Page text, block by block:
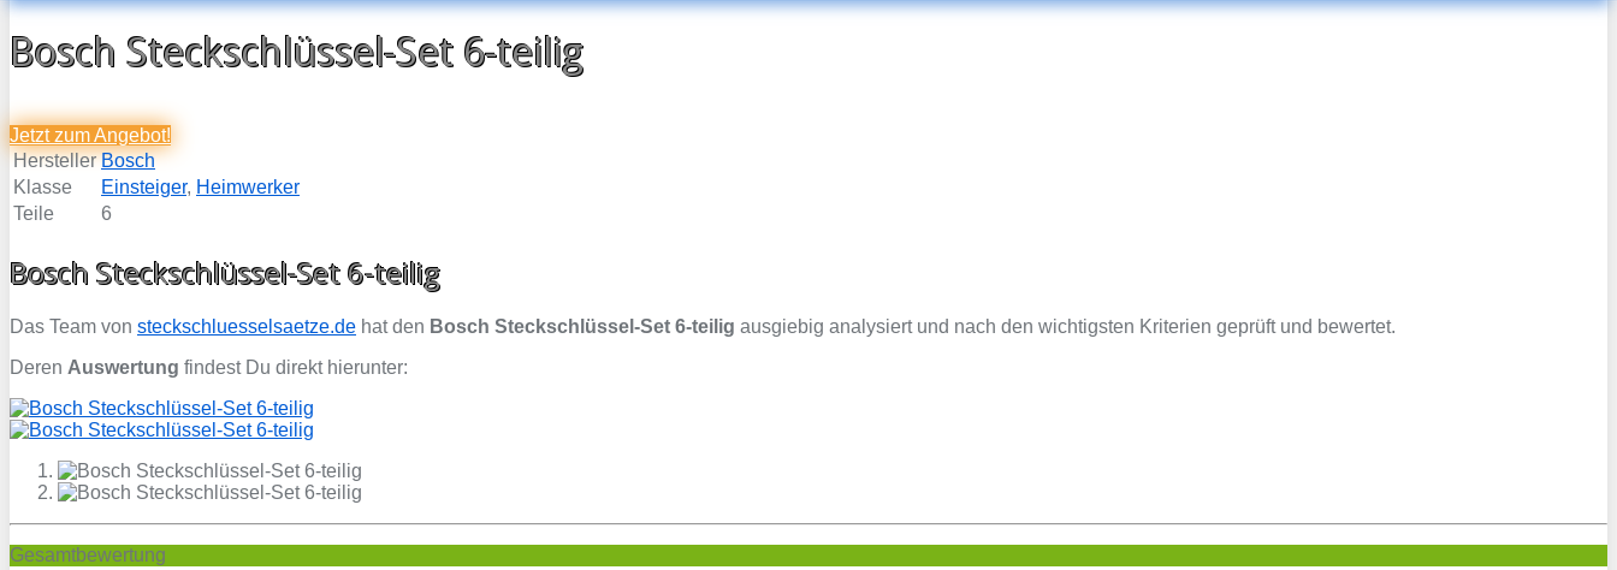
Bosch Steckschlüssel-Set 6-teilig
Jetzt zumAngebot!
Hersteller Bosch
Klasse
Einsteiger, Heimwerker
Teile
6
Bosch Steckschlüssel-Set 6-teilig
Das Team von steckschluesselsaetze.de hat den Bosch Steckschlüssel-Set 6-teilig ausgiebig analysiert und nach den wichtigsten Kriterien geprüft und bewertet.
Deren Auswertung findest Du direkt hierunter:
Gesamtbewertung